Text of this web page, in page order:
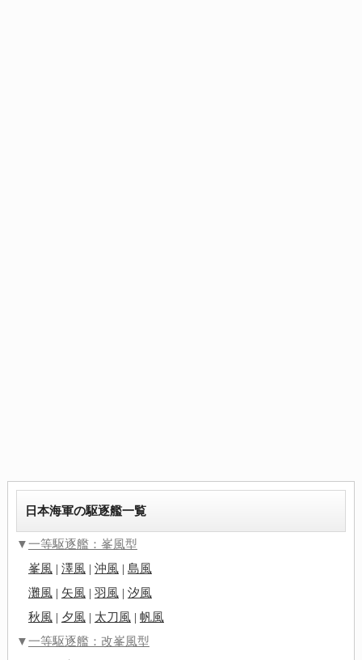
日本海軍の駆逐艦一覧
▼一等駆逐艦：峯風型
峯風| 澤風| 沖風| 島風
灘風| 矢風| 羽風| 汐風
秋風| 夕風| 太刀風| 帆風
▼一等駆逐艦：改峯風型